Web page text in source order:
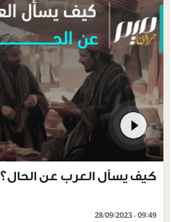
كيف يسأل العرب عن الحال؟
28/09/2023 - 09:49